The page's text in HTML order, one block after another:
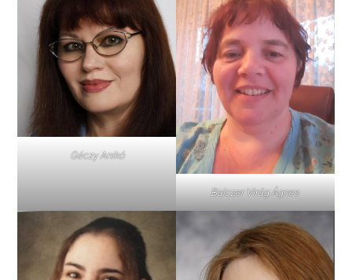
Géczy Anikó
Balczer Virág Ágnes